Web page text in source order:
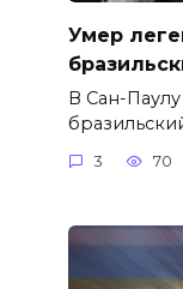
Умер
В Сан-
3 70